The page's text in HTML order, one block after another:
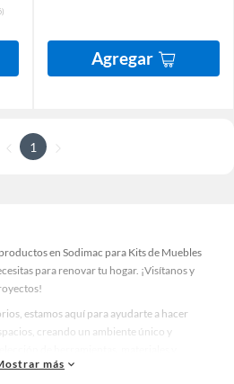
Agregar
1
en Sodimac para Kits de Muebles
para renovar tu hogar. ¡Visítanos y
estamos aquí para ayudarte a hacer
creando un ambiente único y
a crear un espacio más tú.
más